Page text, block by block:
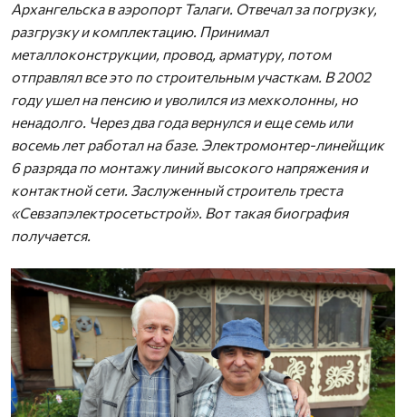
Архангельска в аэропорт Талаги. Отвечал за погрузку,
разгрузку и комплектацию. Принимал
металлоконструкции, провод, арматуру, потом
отправлял все это по строительным участкам. В 2002
году ушел на пенсию и уволился из мехколонны, но
ненадолго. Через два года вернулся и еще семь или
восемь лет работал на базе. Электромонтер-линейщик
6 разряда по монтажу линий высокого напряжения и
контактной сети. Заслуженный строитель треста
«Севзапэлектросетьстрой». Вот такая биография
получается.